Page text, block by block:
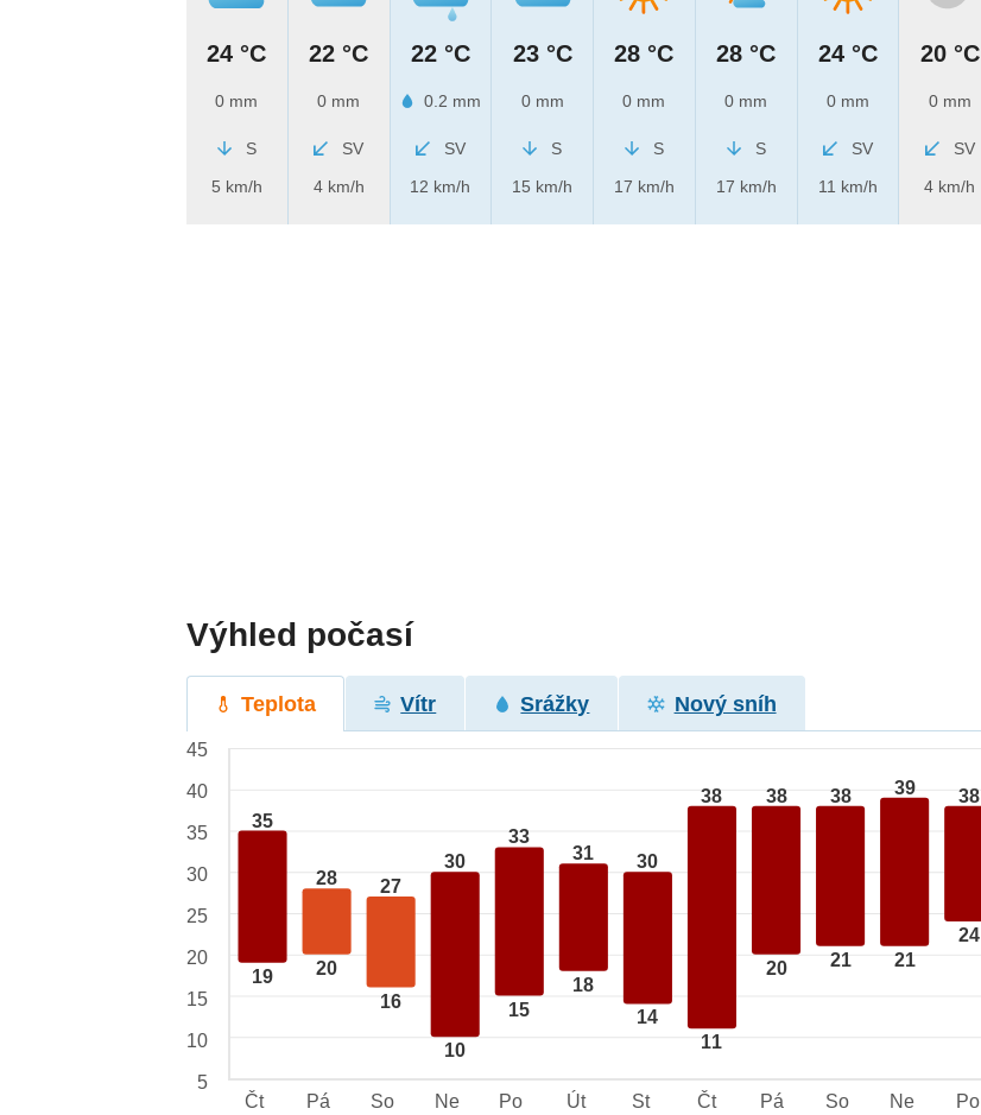
24 °C
0 mm
S
5 km/h
22 °C
0 mm
SV
4 km/h
22 °C
0.2 mm
SV
12 km/h
23 °C
0 mm
S
15 km/h
28 °C
0 mm
S
17 km/h
28 °C
0 mm
S
17 km/h
24 °C
0 mm
SV
11 km/h
20 °C
0 mm
SV
4 km/h
Výhled počasí
Teplota Vítr Srážky Nový sníh
35
19
28
20
27
16
30
10
33
15
31
18
30
14
38
11
38
20
38
21
39
21
38
24
45
40
35
30
25
20
15
10
5
Čt
Pá So Ne Po Út St Čt Pá So Ne Po